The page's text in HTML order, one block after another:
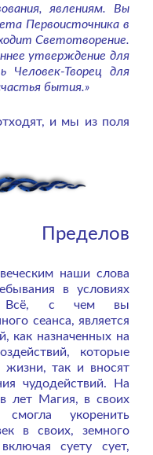
явлениям. Вы
Первоисточника в
Светотворение.
утверждение для
Творец для
бытия.»
и мы из поля
Пределов
наши слова
в условиях
Всё, с чем вы
сеанса, является
как назначенных на
которые
жизни, так и вносят
чудодействий. На
лет Магия, в своих
смогла укоренить
в своих, земного
суету сует,